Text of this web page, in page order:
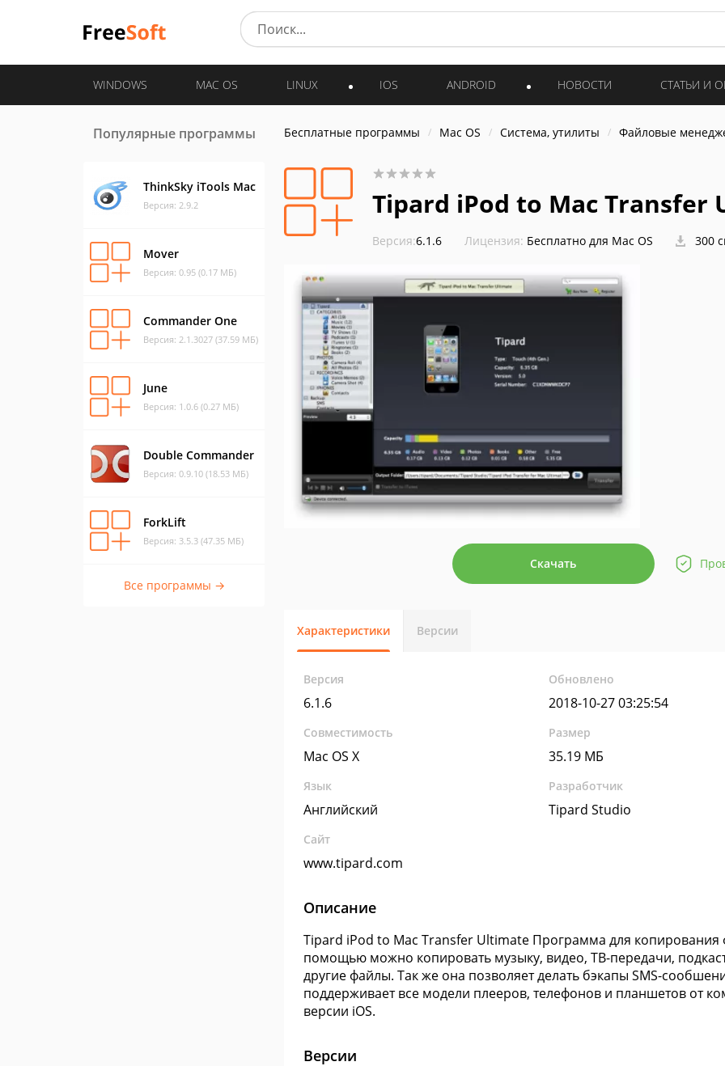
WINDOWS MAC OS LINUX IOS ANDROID НОВОСТИ СТАТЬИ И
Популярные программы
ThinkSky iTools Mac
Версия: 2.9.2
Mover
Версия: 0.95 (0.17 МБ)
Commander One
Версия: 2.1.3027 (37.59 МБ)
June
Версия: 1.0.6 (0.27 МБ)
Double Commander
Версия: 0.9.10 (18.53 МБ)
ForkLift
Версия: 3.5.3 (47.35 МБ)
Все программы →
Бесплатные программы Mac OS Система, утилиты Файловые
Tipard iPod to Mac Transfer
Версия:6.1.6 Лицензия: Бесплатно для Mac OS 300
Скачать
Характеристики Версии
Версия
6.1.6
Обновлено
2018-10-27 03:25:54
Совместимость
Mac OS X
Размер
35.19 МБ
Язык
Английский
Разработчик
Tipard Studio
Сайт
www.tipard.com
Описание
Tipard iPod to Mac Transfer Ultimate Программа для
помощью можно копировать музыку, видео, ТВ-передачи,
другие файлы. Так же она позволяет делать бэкапы SMS-
поддерживает все модели плееров, телефонов и планшетов от
версии iOS.
Версии